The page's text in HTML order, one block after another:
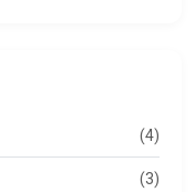
(4)
(3)